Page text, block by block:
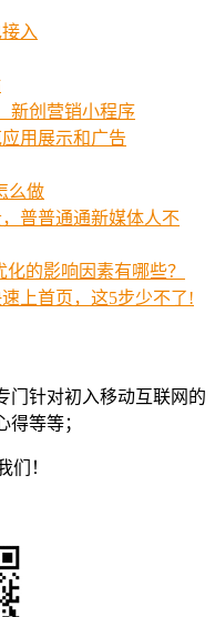
入
新创营销小程序
用展示和广告
么做
普普通通新媒体人不
化的影响因素有哪些？
上首页，这5步少不了!
门针对初入移动互联网的
等等；
们！